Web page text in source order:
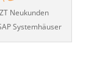
Neukunden
Systemhäuser